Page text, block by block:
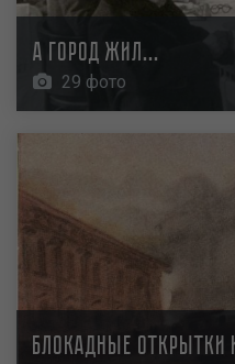
А город жил...
29 фото
Блокадные открытки